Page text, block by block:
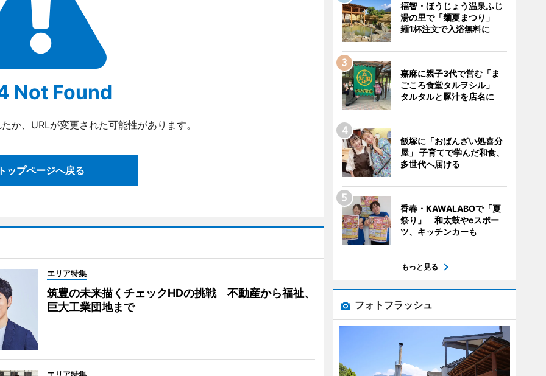
Not Found
か、URLが変更された可能性があります。
ップページへ戻る
エリア特集
筑豊の未来描くチェックHDの挑戦 不動産から福祉、
巨大工業団地まで
福智・ほうじょう温泉ふじ
湯の里で「麺夏まつり」
麺1杯注文で入浴無料に
嘉麻に親子3代で営む「ま
ごころ食堂タルヲシル」
タルタルと豚汁を店名に
飯塚に「おばんざい処喜分
屋」 子育てで学んだ和食、
多世代へ届ける
香春・KAWALABOで「夏
祭り」 和太鼓やeスポー
ツ、キッチンカーも
もっと見る
フォトフラッシュ